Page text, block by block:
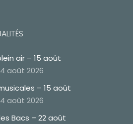
air – 15 août
4 août 2026
– 15 août
4 août 2026
Bacs – 22 août